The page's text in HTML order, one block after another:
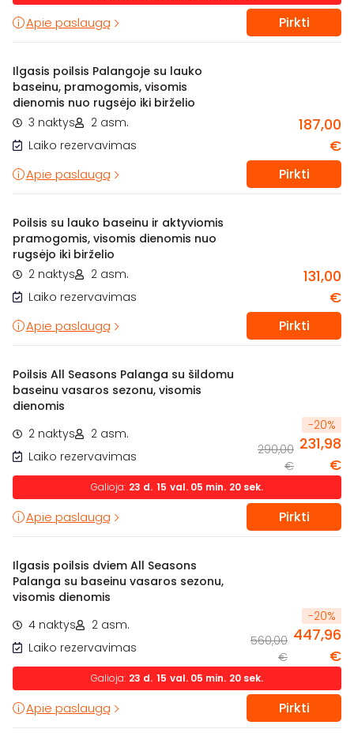
Apie paslaugą Pirkti
Ilgasis poilsis Palangoje su lauko
baseinu, pramogomis, visomis
dienomis nuo rugsėjo iki birželio
3 naktys
2 asm.
Laiko rezervavimas
187,00
€
Apie paslaugą Pirkti
Poilsis su lauko baseinu ir aktyviomis
pramogomis, visomis dienomis nuo
rugsėjo iki birželio
2 naktys
2 asm.
Laiko rezervavimas
131,00
€
Apie paslaugą Pirkti
Poilsis All Seasons Palanga su šildomu
baseinu vasaros sezonu, visomis
dienomis
2 naktys
2 asm.
Laiko rezervavimas
-20%
290,00
€
231,98
€
Galioja: 23 d. 15 val. 05 min. 19 sek.
Apie paslaugą Pirkti
Ilgasis poilsis dviem All Seasons
Palanga su baseinu vasaros sezonu,
visomis dienomis
4 naktys
2 asm.
Laiko rezervavimas
-20%
560,00
€
447,96
€
Galioja: 23 d. 15 val. 05 min. 19 sek.
Apie paslaugą Pirkti